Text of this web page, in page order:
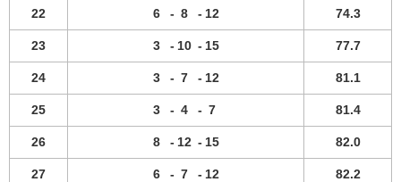
22 6 - 8 - 12 74.3
23 3 - 10 - 15 77.7
24 3 - 7 - 12 81.1
25 3 - 4 - 7 81.4
26 8 - 12 - 15 82.0
27 6 - 7 - 12 82.2